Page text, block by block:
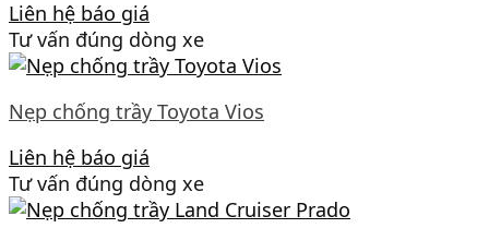
Liên hệ báo giá
Tư vấn đúng dòng xe
Nẹp chống trầy Toyota Vios
Liên hệ báo giá
Tư vấn đúng dòng xe